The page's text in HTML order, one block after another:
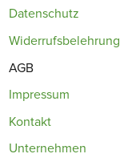
Datenschutz
Widerrufsbelehrung
AGB
Impressum
Kontakt
Unternehmen